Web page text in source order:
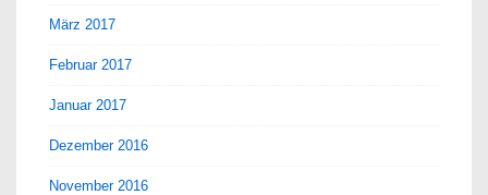
März 2017
Februar 2017
Januar 2017
Dezember 2016
November 2016